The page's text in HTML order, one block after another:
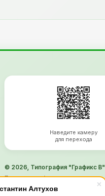
Алтухов
Наведите камеру
для перехода
© 2026, Типография "Графикс В"
Политика конфиденциальности
Согласие на обработку ПД
Информация не является офертой